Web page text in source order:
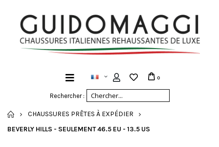
Rechercher :
0
ACCUEIL
CHAUSSURES PRÊTES À EXPÉDIER
BEVERLY HILLS - SEULEMENT 46.5 EU - 13.5 US